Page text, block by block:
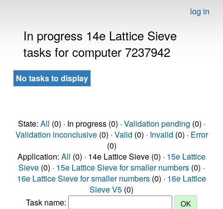
log in
In progress 14e Lattice Sieve
tasks for computer 7237942
No tasks to display
State: All (0) · In progress (0) · Validation pending (0) ·
Validation inconclusive(0) · Valid (0) · Invalid (0) · Error
(0)
Application: All (0) · 14e Lattice Sieve (0) · 15e Lattice
Sieve (0) · 15e Lattice Sieve for smaller numbers (0) ·
16e Lattice Sieve for smaller numbers (0) · 16e Lattice
Sieve V5 (0)
Task name: